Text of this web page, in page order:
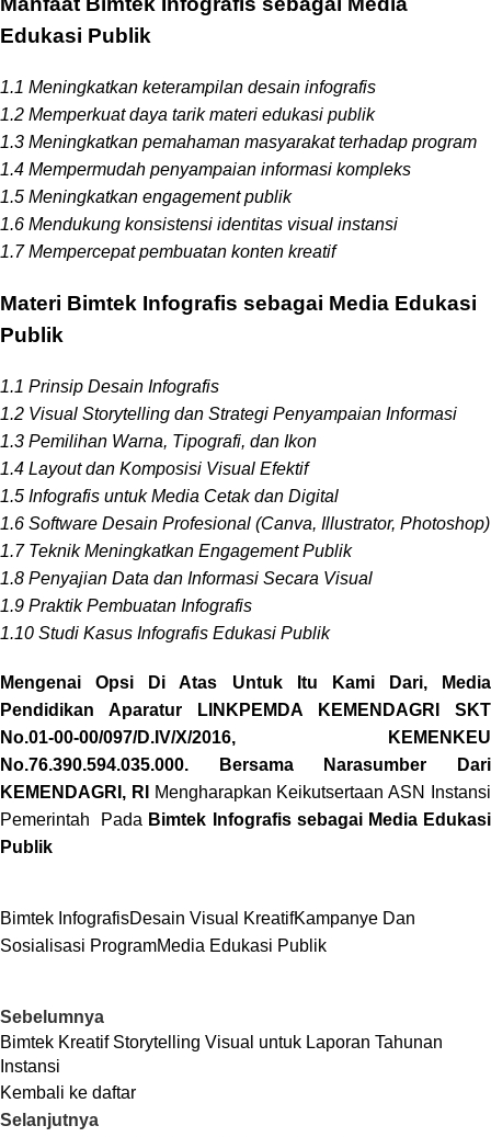
Edukasi Publik
1.1 Meningkatkan keterampilan desain infografis
1.2 Memperkuat daya tarik materi edukasi publik
1.3 Meningkatkan pemahaman masyarakat terhadap program
1.4 Mempermudah penyampaian informasi kompleks
1.5 Meningkatkan engagement publik
1.6 Mendukung konsistensi identitas visual instansi
1.7 Mempercepat pembuatan konten kreatif
Materi Bimtek Infografis sebagai Media Edukasi
Publik
1.1 Prinsip Desain Infografis
1.2 Visual Storytelling dan Strategi Penyampaian Informasi
1.3 Pemilihan Warna, Tipografi, dan Ikon
1.4 Layout dan Komposisi Visual Efektif
1.5 Infografis untuk Media Cetak dan Digital
1.6 Software Desain Profesional (Canva, Illustrator, Photoshop)
1.7 Teknik Meningkatkan Engagement Publik
1.8 Penyajian Data dan Informasi Secara Visual
1.9 Praktik Pembuatan Infografis
1.10 Studi Kasus Infografis Edukasi Publik
Mengenai Opsi Di Atas Untuk Itu Kami Dari, Media
Pendidikan Aparatur LINKPEMDA KEMENDAGRI SKT
No.01-00-00/097/D.IV/X/2016, KEMENKEU
No.76.390.594.035.000. Bersama Narasumber Dari
KEMENDAGRI, RI
Mengharapkan Keikutsertaan ASN Instansi
Pemerintah Pada Bimtek Infografis sebagai Media Edukasi
Publik
Bimtek InfografisDesain Visual KreatifKampanye Dan
Sosialisasi ProgramMedia Edukasi Publik
Sebelumnya
Bimtek Kreatif Storytelling Visual untuk Laporan Tahunan
Instansi
Kembali ke daftar
Selanjutnya